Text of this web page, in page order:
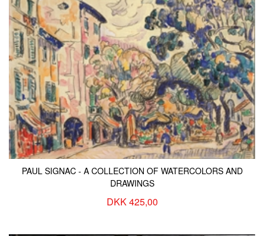
OUTLET UDSTILLINGER
NYHEDER OM BOGGALLERIET
KONTAKT & ÅBNINSTIDER NYHEDSBREV
UDVIDET SØGNING Salgsbetingelser
PAUL SIGNAC - A COLLECTION OF WATERCOLORS AND
DRAWINGS
DKK 425,00